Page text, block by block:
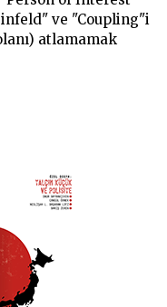
ve "Coupling"i
atlamamak